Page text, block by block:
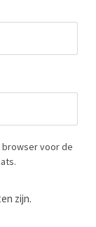
browser voor de
zijn.